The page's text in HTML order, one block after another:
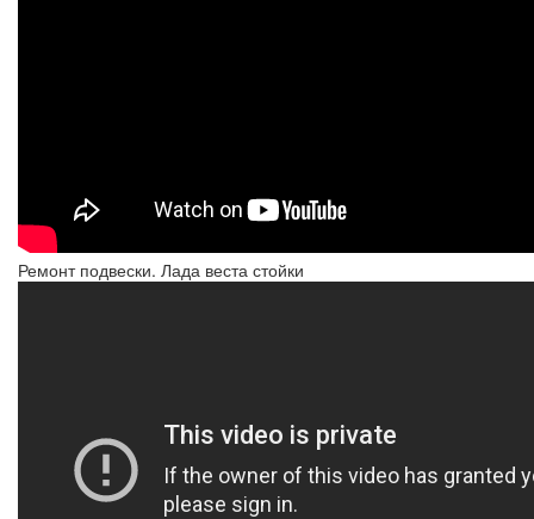
Ремонт подвески. Лада веста стойки